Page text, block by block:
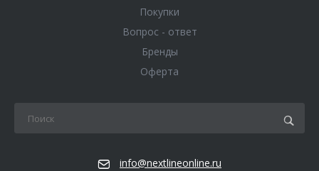
Покупки
Вопрос - ответ
Бренды
Оферта
info@nextlineonline.ru